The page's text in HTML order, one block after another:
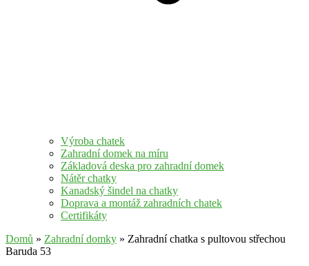
Výroba chatek
Zahradní domek na míru
Základová deska pro zahradní domek
Nátěr chatky
Kanadský šindel na chatky
Doprava a montáž zahradních chatek
Certifikáty
Domů » Zahradní domky » Zahradní chatka s pultovou střechou
Baruda 53